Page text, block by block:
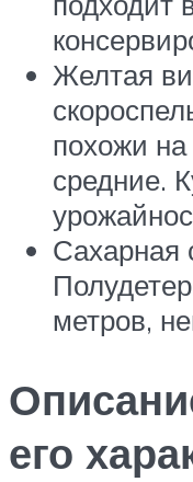
Желтая
похожи
средние.
Сахарная
метров,
его